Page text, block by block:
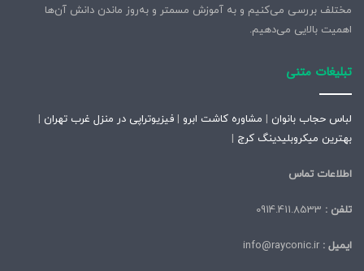
مختلف بررسی می‌کنیم و به آموزش مسمتر و به‌روز ماندن دانش آن‌ها
اهمیت بالایی می‌دهیم.
تبلیغات متنی
لباس حجاب بانوان | مشاوره کاشت ابرو | فیزیوتراپی در منزل غرب تهران |
بهترین میکروبلیدینگ کرج |
اطلاعات تماس
تلفن :
ایمیل :